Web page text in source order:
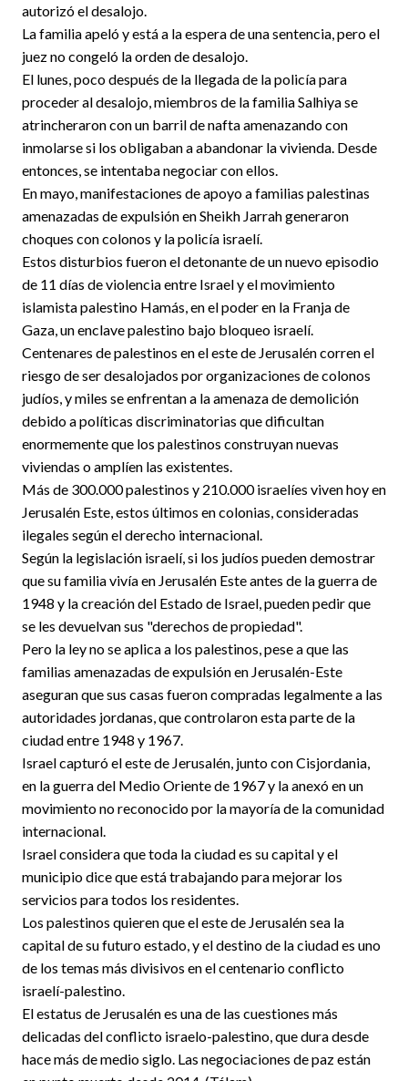
autorizó el desalojo.
La familia apeló y está a la espera de una sentencia, pero el
juez no congeló la orden de desalojo.
El lunes, poco después de la llegada de la policía para
proceder al desalojo, miembros de la familia Salhiya se
atrincheraron con un barril de nafta amenazando con
inmolarse si los obligaban a abandonar la vivienda. Desde
entonces, se intentaba negociar con ellos.
En mayo, manifestaciones de apoyo a familias palestinas
amenazadas de expulsión en Sheikh Jarrah generaron
choques con colonos y la policía israelí.
Estos disturbios fueron el detonante de un nuevo episodio
de 11 días de violencia entre Israel y el movimiento
islamista palestino Hamás, en el poder en la Franja de
Gaza, un enclave palestino bajo bloqueo israelí.
Centenares de palestinos en el este de Jerusalén corren el
riesgo de ser desalojados por organizaciones de colonos
judíos, y miles se enfrentan a la amenaza de demolición
debido a políticas discriminatorias que dificultan
enormemente que los palestinos construyan nuevas
viviendas o amplíen las existentes.
Más de 300.000 palestinos y 210.000 israelíes viven hoy en
Jerusalén Este, estos últimos en colonias, consideradas
ilegales según el derecho internacional.
Según la legislación israelí, si los judíos pueden demostrar
que su familia vivía en Jerusalén Este antes de la guerra de
1948 y la creación del Estado de Israel, pueden pedir que
se les devuelvan sus "derechos de propiedad".
Pero la ley no se aplica a los palestinos, pese a que las
familias amenazadas de expulsión en Jerusalén-Este
aseguran que sus casas fueron compradas legalmente a las
autoridades jordanas, que controlaron esta parte de la
ciudad entre 1948 y 1967.
Israel capturó el este de Jerusalén, junto con Cisjordania,
en la guerra del Medio Oriente de 1967 y la anexó en un
movimiento no reconocido por la mayoría de la comunidad
internacional.
Israel considera que toda la ciudad es su capital y el
municipio dice que está trabajando para mejorar los
servicios para todos los residentes.
Los palestinos quieren que el este de Jerusalén sea la
capital de su futuro estado, y el destino de la ciudad es uno
de los temas más divisivos en el centenario conflicto
israelí-palestino.
El estatus de Jerusalén es una de las cuestiones más
delicadas del conflicto israelo-palestino, que dura desde
hace más de medio siglo. Las negociaciones de paz están